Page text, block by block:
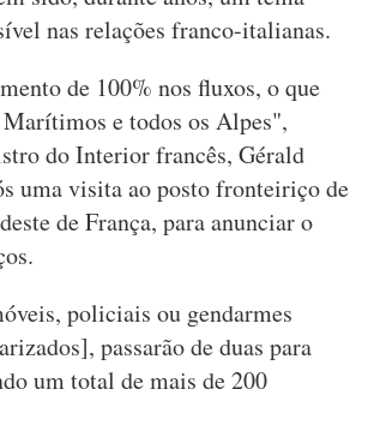
nas relações franco-italianas.
de 100% nos fluxos, o que
e todos os Alpes",
do Interior francês, Gérald
uma visita ao posto fronteiriço de
de França, para anunciar o
policiais ou gendarmes
passarão de duas para
um total de mais de 200